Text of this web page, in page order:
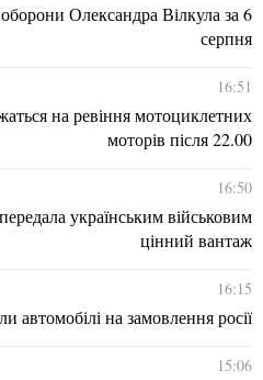
Олександра Вілкула за 6
серпня
16:51
на ревіння мотоциклетних
моторів після 22.00
16:50
українським військовим
цінний вантаж
16:15
автомобілі на замовлення росії
15:06